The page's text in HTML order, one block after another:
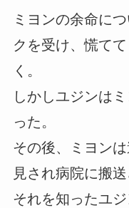
ミヨンの余命に
クを受け、慌て
く。
しかしユジンは
った。
その後、ミヨン
見され病院に搬送
それを知ったユ